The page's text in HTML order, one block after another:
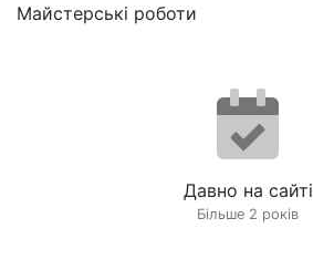
Майстерські роботи
Давно на сайті
Більше 2 років